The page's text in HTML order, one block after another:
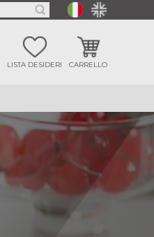
LISTA DESIDERI CARRELLO